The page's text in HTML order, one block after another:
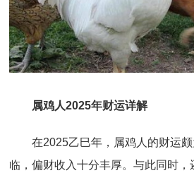
属鸡人2025年财运详解
在2025乙巳年，属鸡人的财运颇
临，偏财收入十分丰厚。与此同时，